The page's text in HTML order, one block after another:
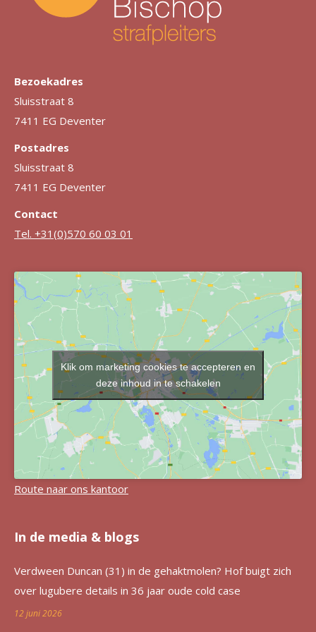
Bezoekadres
Sluisstraat 8
7411 EG Deventer
Postadres
Sluisstraat 8
7411 EG Deventer
Contact
Tel. +31(0)570 60 03 01
Klik om marketing cookies te accepteren en
deze inhoud in te schakelen
Route naar ons kantoor
In de media & blogs
Verdween Duncan (31) in de gehaktmolen? Hof buigt zich
over lugubere details in 36 jaar oude cold case
12 juni 2026